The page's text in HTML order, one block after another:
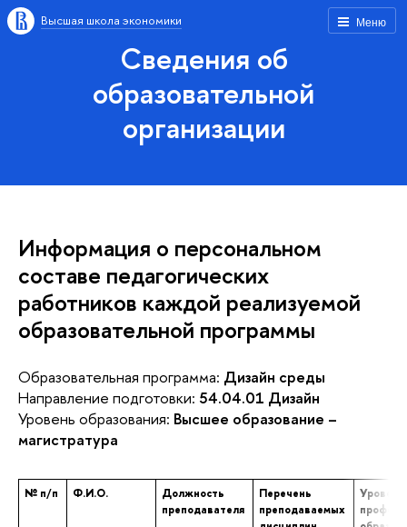
Меню
Высшая школа экономики
Сведения об
образовательной
организации
Информация о персональном
составе педагогических
работников каждой реализуемой
образовательной программы
Образовательная программа: Дизайн среды
Направление подготовки: 54.04.01 Дизайн
Уровень образования: Высшее образование –
магистратура
№ п/п Ф.И.О.
Должность
преподавателя
Перечень
преподаваемых